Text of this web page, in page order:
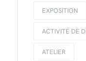
EXPOSITION
ACTIVITÉ DE
ATELIER